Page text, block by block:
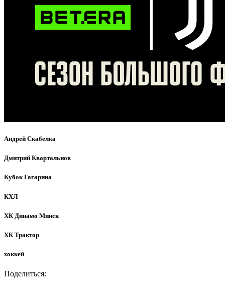
Андрей Скабелка
Дмитрий Квартальнов
Кубок Гагарина
КХЛ
ХК Динамо Минск
ХК Трактор
хоккей
Поделиться: